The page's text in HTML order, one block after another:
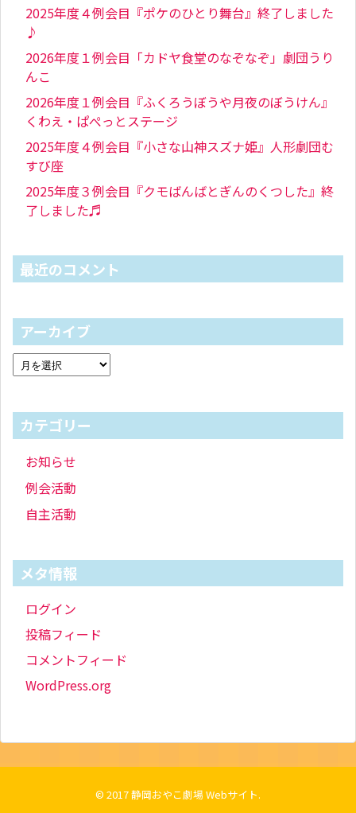
2025年度４例会目『ポケのひとり舞台』終了しました
♪
2026年度１例会目「カドヤ食堂のなぞなぞ」劇団うり
んこ
2026年度１例会目『ふくろうぼうや月夜のぼうけん』
くわえ・ぱぺっとステージ
2025年度４例会目『小さな山神スズナ姫』人形劇団む
すび座
2025年度３例会目『クモばんばとぎんのくつした』終
了しました♬
最近のコメント
アーカイブ
カテゴリー
お知らせ
例会活動
自主活動
メタ情報
ログイン
投稿フィード
コメントフィード
WordPress.org
© 2017静岡おやこ劇場 Webサイト.